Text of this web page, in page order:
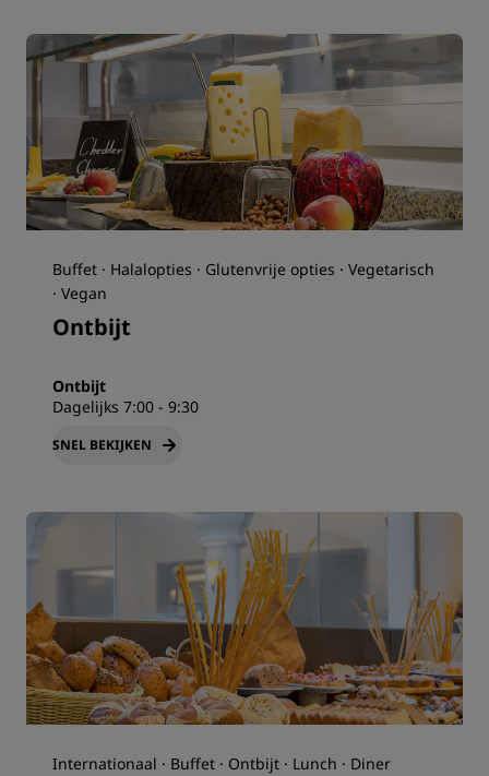
Buffet · Halalopties · Glutenvrije opties · Vegetarisch
· Vegan
Ontbijt
Ontbijt
Dagelijks 7:00 - 9:30
SNEL BEKIJKEN
Internationaal · Buffet · Ontbijt · Lunch · Diner